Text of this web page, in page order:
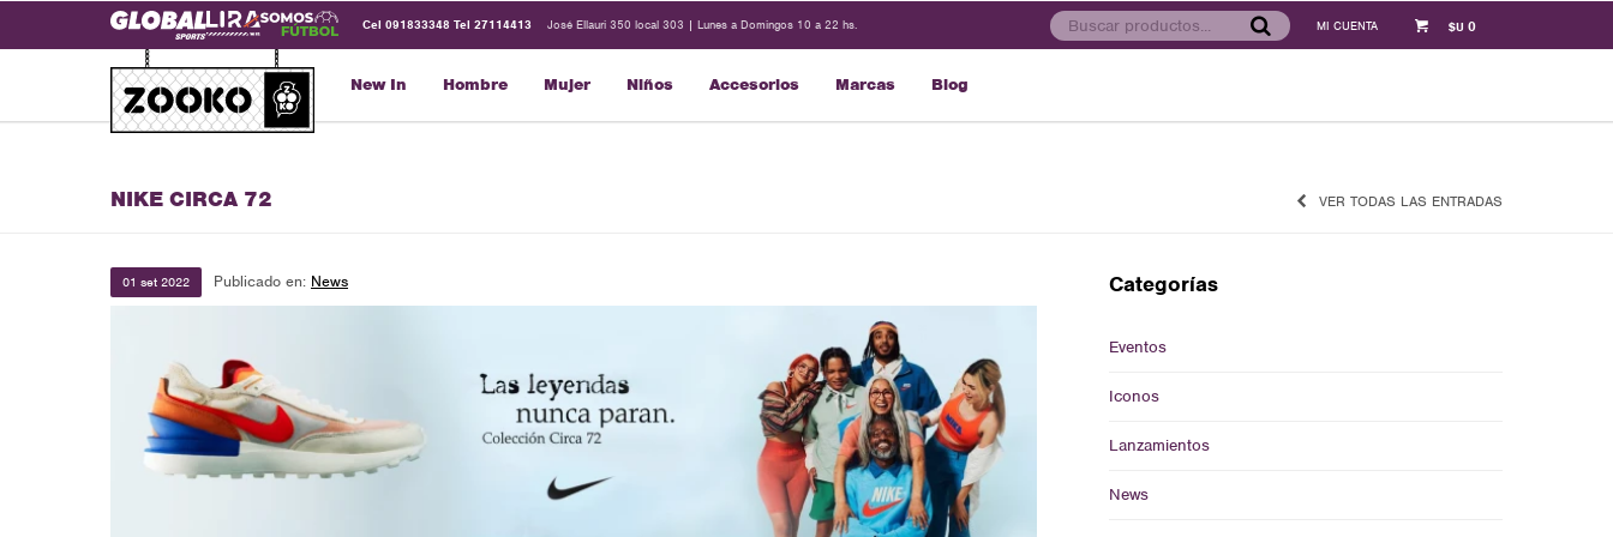
New In Hombre Mujer Niños Accesorios Marcas Blog
$U 0
Cel 091833348 Tel 27114413 José Ellauri 350 local 303 | Lunes a Domingos 10 a 22 hs.
NIKE CIRCA 72 VER TODAS LAS ENTRADAS
01 set 2022 Publicado en: News Categorías
Eventos
Iconos
Lanzamientos
News